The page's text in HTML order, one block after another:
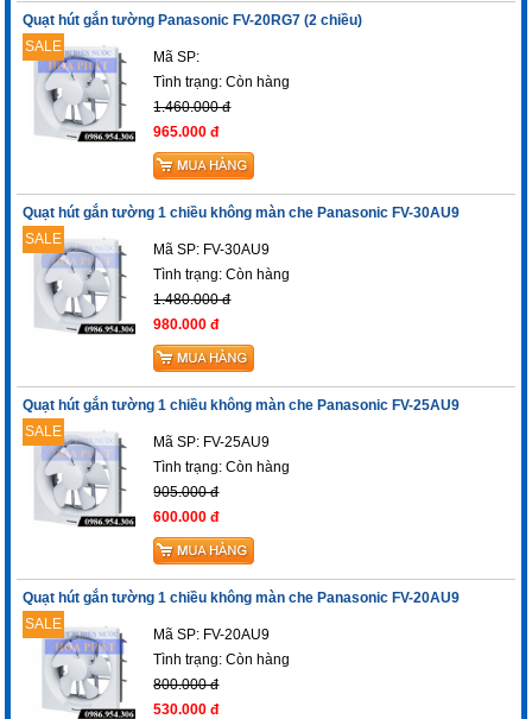
Quạt hút gắn tường Panasonic FV-20RG7 (2 chiều)
SALE
Mã SP:
Tình trạng:Còn hàng
1.460.000 đ
965.000 đ
Quạt hút gắn tường 1 chiều không màn che Panasonic FV-30AU9
SALE
Mã SP: FV-30AU9
Tình trạng:Còn hàng
1.480.000 đ
980.000 đ
Quạt hút gắn tường 1 chiều không màn che Panasonic FV-25AU9
SALE
Mã SP: FV-25AU9
Tình trạng:Còn hàng
905.000 đ
600.000 đ
Quạt hút gắn tường 1 chiều không màn che Panasonic FV-20AU9
SALE
Mã SP: FV-20AU9
Tình trạng:Còn hàng
800.000 đ
530.000 đ